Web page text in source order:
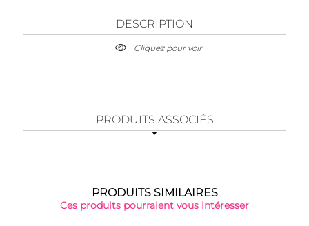
DESCRIPTION
Cliquez pour voir
PRODUITS ASSOCIÉS
PRODUITS SIMILAIRES
Ces produits pourraient vous intéresser